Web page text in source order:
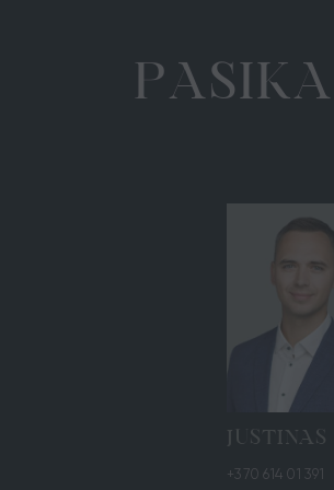
PASIKA
JUSTINAS
+370 614 01 391